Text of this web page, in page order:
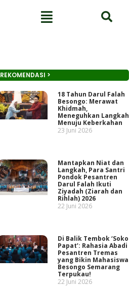
REKOMENDASI >
18 Tahun Darul Falah
Besongo: Merawat
Khidmah,
Meneguhkan Langkah
Menuju Keberkahan
23 Juni 2026
Mantapkan Niat dan
Langkah, Para Santri
Pondok Pesantren
Darul Falah Ikuti
Ziyadah (Ziarah dan
Rihlah) 2026
22 Juni 2026
Di Balik Tembok ‘Soko
Papat’: Rahasia Abadi
Pesantren Tremas
yang Bikin Mahasiswa
Besongo Semarang
Terpukau!
22 Juni 2026